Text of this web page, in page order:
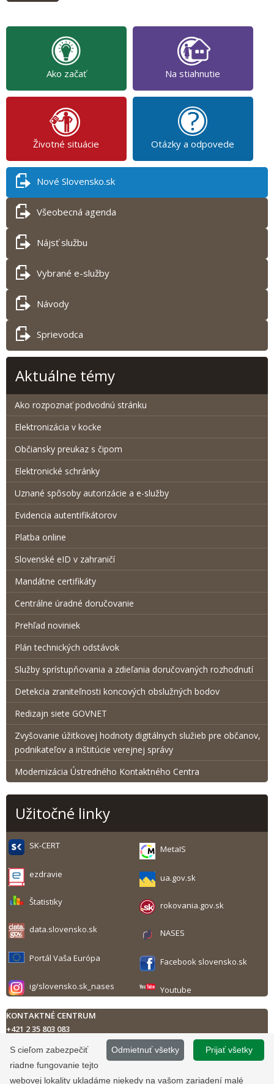
Ako začať Na stiahnutie
Životné situácie Otázky a odpovede
Nové Slovensko.sk
Všeobecná agenda
Nájsť službu
Vybrané e-služby
Návody
Sprievodca
Aktuálne témy
Ako rozpoznať podvodnú stránku
Elektronizácia v kocke
Občiansky preukaz s čipom
Elektronické schránky
Uznané spôsoby autorizácie a e-služby
Evidencia autentifikátorov
Platba online
Slovenské eID v zahraničí
Mandátne certifikáty
Centrálne úradné doručovanie
Prehľad noviniek
Plán technických odstávok
Služby sprístupňovania a zdieľania doručovaných rozhodnutí
Detekcia zraniteľnosti koncových obslužných bodov
Redizajn siete GOVNET
Zvyšovanie úžitkovej hodnoty digitálnych služieb pre občanov,
podnikateľov a inštitúcie verejnej správy
Modernizácia Ústredného Kontaktného Centra
Užitočné linky
SK-CERT MetaIS
ezdravie ua.gov.sk
Štatistiky rokovania.gov.sk
data.slovensko.sk NASES
Portál Vaša Európa Facebook slovensko.sk
ig/slovensko.sk_nases Youtube
KONTAKTNÉ CENTRUM
+421 2 35 803 083
Kontaktný formulár
Pondelok až piatok
Tlač obsahu
Prijať všetky
Odmietnuť všetky
S cieľom zabezpečiť
riadne fungovanie tejto
webovej lokality ukladáme niekedy na vašom zariadení malé